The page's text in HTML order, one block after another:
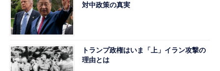
対中政策の真実
トランプ政権はいま「上」イラン攻撃の
理由とは